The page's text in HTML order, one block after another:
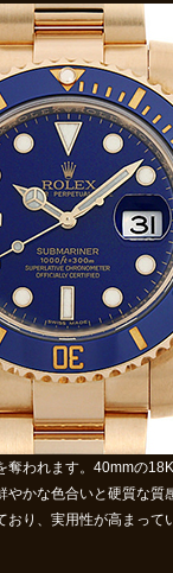
奪われます。40mmの
やかな色合いと硬質な
おり、実用性が高まっ